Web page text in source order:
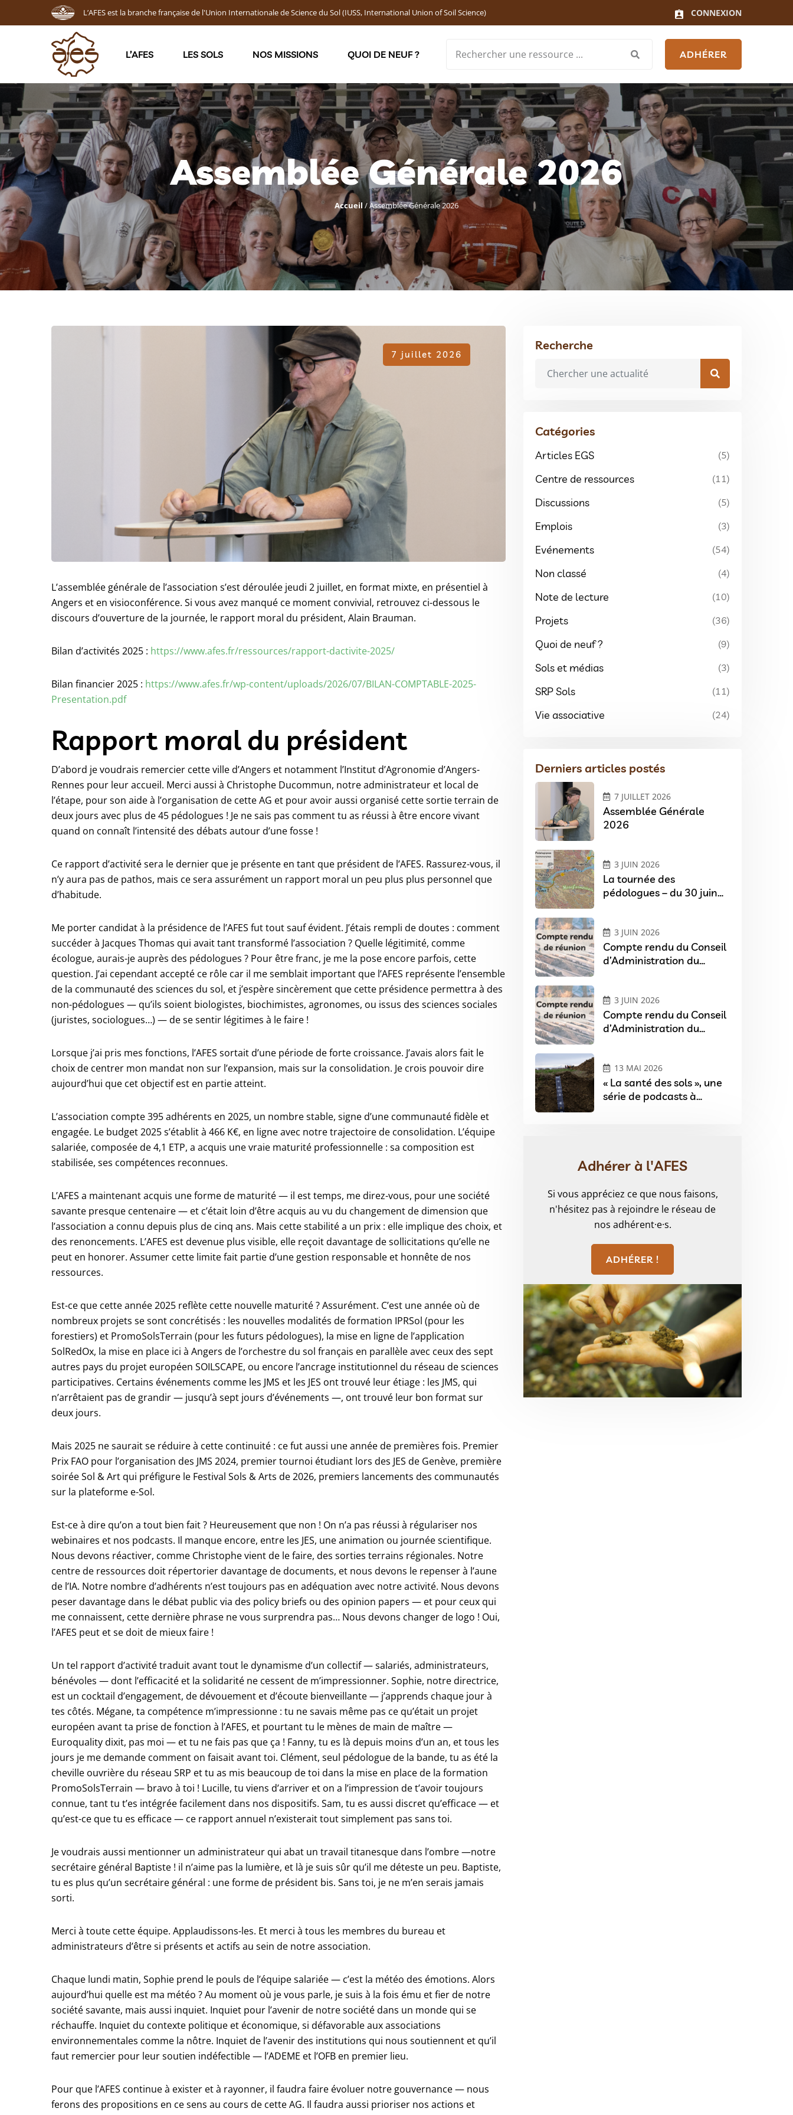
L’AFES est la branche française de l'Union Internationale de Science du Sol (IUSS, International Union of Soil Science) CONNEXION
L’AFES LES SOLS NOS MISSIONS QUOI DE NEUF ? ADHÉRER
Assemblée Générale 2026
Accueil /Assemblée Générale 2026
7 juillet 2026
L’assemblée générale de l’association s’est déroulée jeudi 2 juillet, en format mixte, en présentiel à
Angers et en visioconférence. Si vous avez manqué ce moment convivial, retrouvez ci-dessous le
discours d’ouverture de la journée, le rapport moral du président, Alain Brauman.
Bilan d’activités 2025 : https://www.afes.fr/ressources/rapport-dactivite-2025/
Bilan financier 2025 : https://www.afes.fr/wp-content/uploads/2026/07/BILAN-COMPTABLE-2025-
Presentation.pdf
Rapport moral du président
D’abord je voudrais remercier cette ville d’Angers et notamment l’Institut d’Agronomie d’Angers-
Rennes pour leur accueil. Merci aussi à Christophe Ducommun, notre administrateur et local de
l’étape, pour son aide à l’organisation de cette AG et pour avoir aussi organisé cette sortie terrain de
deux jours avec plus de 45 pédologues ! Je ne sais pas comment tu as réussi à être encore vivant
quand on connaît l’intensité des débats autour d’une fosse !
Ce rapport d’activité sera le dernier que je présente en tant que président de l’AFES. Rassurez-vous, il
n’y aura pas de pathos, mais ce sera assurément un rapport moral un peu plus plus personnel que
d’habitude.
Me porter candidat à la présidence de l’AFES fut tout sauf évident. J’étais rempli de doutes : comment
succéder à Jacques Thomas qui avait tant transformé l’association ? Quelle légitimité, comme
écologue, aurais-je auprès des pédologues ? Pour être franc, je me la pose encore parfois, cette
question. J’ai cependant accepté ce rôle car il me semblait important que l’AFES représente l’ensemble
de la communauté des sciences du sol, et j’espère sincèrement que cette présidence permettra à des
non-pédologues — qu’ils soient biologistes, biochimistes, agronomes, ou issus des sciences sociales
(juristes, sociologues…) — de se sentir légitimes à le faire !
Lorsque j’ai pris mes fonctions, l’AFES sortait d’une période de forte croissance. J’avais alors fait le
choix de centrer mon mandat non sur l’expansion, mais sur la consolidation. Je crois pouvoir dire
aujourd’hui que cet objectif est en partie atteint.
L’association compte 395 adhérents en 2025, un nombre stable, signe d’une communauté fidèle et
engagée. Le budget 2025 s’établit à 466 K€, en ligne avec notre trajectoire de consolidation. L’équipe
salariée, composée de 4,1 ETP, a acquis une vraie maturité professionnelle : sa composition est
stabilisée, ses compétences reconnues.
L’AFES a maintenant acquis une forme de maturité — il est temps, me direz-vous, pour une société
savante presque centenaire — et c’était loin d’être acquis au vu du changement de dimension que
l’association a connu depuis plus de cinq ans. Mais cette stabilité a un prix : elle implique des choix, et
des renoncements. L’AFES est devenue plus visible, elle reçoit davantage de sollicitations qu’elle ne
peut en honorer. Assumer cette limite fait partie d’une gestion responsable et honnête de nos
ressources.
Est-ce que cette année 2025 reflète cette nouvelle maturité ? Assurément. C’est une année où de
nombreux projets se sont concrétisés : les nouvelles modalités de formation IPRSol (pour les
forestiers) et PromoSolsTerrain (pour les futurs pédologues), la mise en ligne de l’application
SolRedOx, la mise en place ici à Angers de l’orchestre du sol français en parallèle avec ceux des sept
autres pays du projet européen SOILSCAPE, ou encore l’ancrage institutionnel du réseau de sciences
participatives. Certains événements comme les JMS et les JES ont trouvé leur étiage : les JMS, qui
n’arrêtaient pas de grandir — jusqu’à sept jours d’événements —, ont trouvé leur bon format sur
deux jours.
Mais 2025 ne saurait se réduire à cette continuité : ce fut aussi une année de premières fois. Premier
Prix FAO pour l’organisation des JMS 2024, premier tournoi étudiant lors des JES de Genève, première
soirée Sol & Art qui préfigure le Festival Sols & Arts de 2026, premiers lancements des communautés
sur la plateforme e-Sol.
Est-ce à dire qu’on a tout bien fait ? Heureusement que non ! On n’a pas réussi à régulariser nos
webinaires et nos podcasts. Il manque encore, entre les JES, une animation ou journée scientifique.
Nous devons réactiver, comme Christophe vient de le faire, des sorties terrains régionales. Notre
centre de ressources doit répertorier davantage de documents, et nous devons le repenser à l’aune
de l’IA. Notre nombre d’adhérents n’est toujours pas en adéquation avec notre activité. Nous devons
peser davantage dans le débat public via des policy briefs ou des opinion papers — et pour ceux qui
me connaissent, cette dernière phrase ne vous surprendra pas… Nous devons changer de logo ! Oui,
l’AFES peut et se doit de mieux faire !
Un tel rapport d’activité traduit avant tout le dynamisme d’un collectif — salariés, administrateurs,
bénévoles — dont l’efficacité et la solidarité ne cessent de m’impressionner. Sophie, notre directrice,
est un cocktail d’engagement, de dévouement et d’écoute bienveillante — j’apprends chaque jour à
tes côtés. Mégane, ta compétence m’impressionne : tu ne savais même pas ce qu’était un projet
européen avant ta prise de fonction à l’AFES, et pourtant tu le mènes de main de maître —
Euroquality dixit, pas moi — et tu ne fais pas que ça ! Fanny, tu es là depuis moins d’un an, et tous les
jours je me demande comment on faisait avant toi. Clément, seul pédologue de la bande, tu as été la
cheville ouvrière du réseau SRP et tu as mis beaucoup de toi dans la mise en place de la formation
PromoSolsTerrain — bravo à toi ! Lucille, tu viens d’arriver et on a l’impression de t’avoir toujours
connue, tant tu t’es intégrée facilement dans nos dispositifs. Sam, tu es aussi discret qu’efficace — et
qu’est-ce que tu es efficace — ce rapport annuel n’existerait tout simplement pas sans toi.
Je voudrais aussi mentionner un administrateur qui abat un travail titanesque dans l’ombre —notre
secrétaire général Baptiste ! il n’aime pas la lumière, et là je suis sûr qu’il me déteste un peu. Baptiste,
tu es plus qu’un secrétaire général : une forme de président bis. Sans toi, je ne m’en serais jamais
sorti.
Merci à toute cette équipe. Applaudissons-les. Et merci à tous les membres du bureau et
administrateurs d’être si présents et actifs au sein de notre association.
Chaque lundi matin, Sophie prend le pouls de l’équipe salariée — c’est la météo des émotions. Alors
aujourd’hui quelle est ma météo ? Au moment où je vous parle, je suis à la fois ému et fier de notre
société savante, mais aussi inquiet. Inquiet pour l’avenir de notre société dans un monde qui se
réchauffe. Inquiet du contexte politique et économique, si défavorable aux associations
environnementales comme la nôtre. Inquiet de l’avenir des institutions qui nous soutiennent et qu’il
faut remercier pour leur soutien indéfectible — l’ADEME et l’OFB en premier lieu.
Pour que l’AFES continue à exister et à rayonner, il faudra faire évoluer notre gouvernance — nous
ferons des propositions en ce sens au cours de cette AG. Il faudra aussi prioriser nos actions et
Recherche
Catégories
Articles EGS (5)
Centre de ressources (11)
Discussions (5)
Emplois (3)
Evénements (54)
Non classé (4)
Note de lecture (10)
Projets (36)
Quoi de neuf ? (9)
Sols et médias (3)
SRP Sols (11)
Vie associative (24)
Derniers articles postés
7 JUILLET 2026
Assemblée Générale
2026
3 JUIN 2026
La tournée des
pédologues – du 30 juin
3 JUIN 2026
Compte rendu du Conseil
d’Administration du
3 JUIN 2026
Compte rendu du Conseil
d’Administration du
13 MAI 2026
« La santé des sols », une
série de podcasts à
Adhérer à l'AFES
Si vous appréciez ce que nous faisons,
n'hésitez pas à rejoindre le réseau de
nos adhérent·e·s.
ADHÉRER !